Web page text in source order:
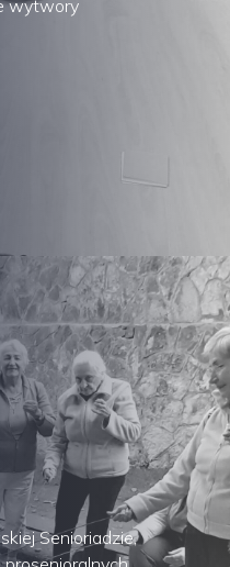
wytwory
Senioriadzie,